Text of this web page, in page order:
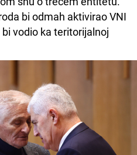
bi odmah aktivirao VNI
vodio ka teritorijalnoj